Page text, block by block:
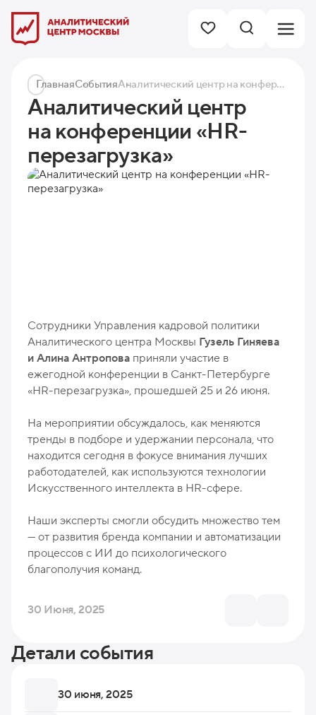
ГлавнаяСобытия Аналитический центр на конференции «HR-перезагрузка»
Аналитический центр
на конференции «HR-
перезагрузка»
Сотрудники Управления кадровой политики
Аналитического центра Москвы Гузель Гиняева
и Алина Антропова приняли участие в
ежегодной конференции в Санкт-Петербурге
«HR-перезагрузка», прошедшей 25 и 26 июня.
На мероприятии обсуждалось, как меняются
тренды в подборе и удержании персонала, что
находится сегодня в фокусе внимания лучших
работодателей, как используются технологии
Искусственного интеллекта в HR-сфере.
Наши эксперты смогли обсудить множество тем
— от развития бренда компании и автоматизации
процессов с ИИ до психологического
благополучия команд.
30 Июня, 2025
Детали события
30 июня, 2025